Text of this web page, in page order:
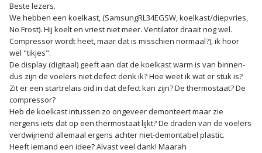
Beste lezers.
We hebben een koelkast, (SamsungRL34EGSW, koelkast/diepvries,
No Frost). Hij koelt en vriest niet meer. Ventilator draait nog wel.
Compressor wordt heet, maar dat is misschien normaal?), ik hoor
wel "tikjes".
De display (digitaal) geeft aan dat de koelkast warm is van binnen-
dus zijn de voelers niet defect denk ik? Hoe weet ik wat er stuk is?
Zit er een startrelais oid in dat defect kan zijn? De thermostaat? De
compressor?
Heb de koelkast intussen zo ongeveer demonteert maar zie
nergens iets dat op een thermostaat lijkt? De draden van de voelers
verdwijnend allemaal ergens achter niet-demontabel plastic.
Heeft iemand een idee? Alvast veel dank! Maarah